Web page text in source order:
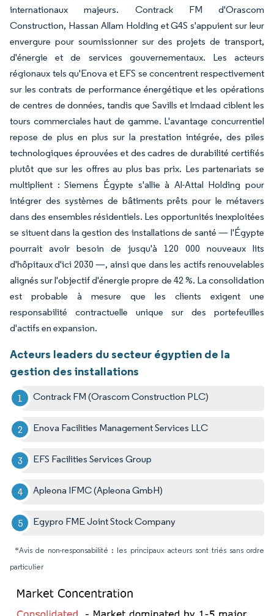
internationaux majeurs. Contrack FM d'Orascom
Construction, Hassan Allam Holding et G4S s'appuient sur leur
envergure pour soumissionner sur des projets de transport,
d'énergie et de services gouvernementaux. Les acteurs
régionaux tels qu'Enova et EFS se concentrent respectivement
sur les contrats de performance énergétique et les opérations
de centres de données, tandis que Savills et Imdaad ciblent les
tours commerciales haut de gamme. L'avantage concurrentiel
repose de plus en plus sur la prestation intégrée, des piles
technologiques éprouvées et des cadres de durabilité certifiés
plutôt que sur les offres au plus bas prix. Les partenariats se
multiplient : Siemens Égypte s'allie à Al-Attal Holding pour
intégrer des systèmes de bâtiments prêts pour le métavers
dans des ensembles résidentiels. Les opportunités inexploitées
se situent dans la gestion des installations de santé — l'Égypte
pourrait avoir besoin de jusqu'à 120 000 nouveaux lits
d'hôpitaux d'ici 2030 —, ainsi que dans les actifs renouvelables
alignés sur l'objectif d'énergie propre de 42 %. La consolidation
est probable à mesure que les clients exigent une
responsabilité contractuelle unique sur des portefeuilles
d'actifs en expansion.
Acteurs leaders du secteur égyptien de la
gestion des installations
Contrack FM (Orascom Construction PLC)
Enova Facilities Management Services LLC
EFS Facilities Services Group
Apleona IFMC (Apleona GmbH)
Egypro FME Joint Stock Company
*Avis de non-responsabilité : les principaux acteurs sont triés sans ordre
particulier